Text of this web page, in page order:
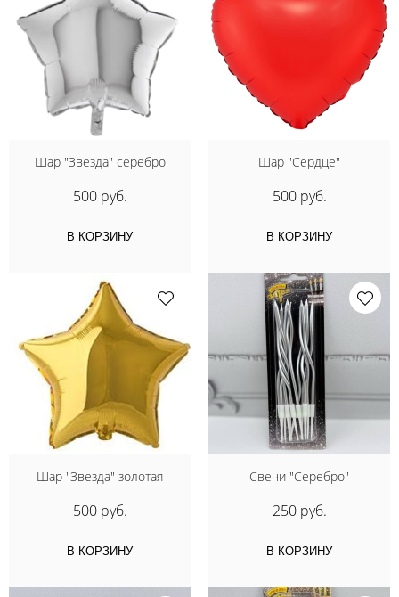
Шар "Звезда" серебро
500 руб.
В КОРЗИНУ
Шар "Сердце"
500 руб.
В КОРЗИНУ
Шар "Звезда" золотая
500 руб.
В КОРЗИНУ
Свечи "Серебро"
250 руб.
В КОРЗИНУ